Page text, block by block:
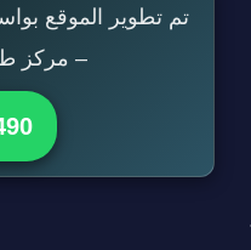
تم تطوير الموقع
– مركز